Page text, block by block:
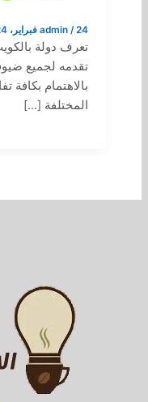
admin /24 فبراير، 2024
تعرف دولة
تقدمه لجميع
بالاهتمام بكافة
المختلفة […]